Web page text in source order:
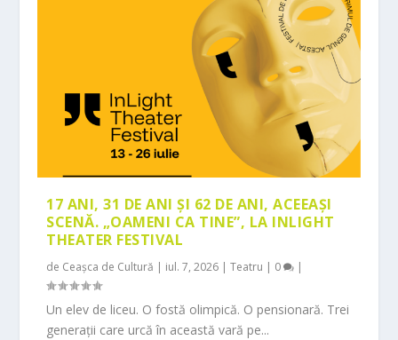
17 ANI, 31 DE ANI ȘI 62 DE ANI, ACEEAȘI
SCENĂ. „OAMENI CA TINE”, LA INLIGHT
THEATER FESTIVAL
de Ceașca de Cultură | iul. 7, 2026 |Teatru | 0 |
Un elev de liceu. O fostă olimpică. O pensionară. Trei
generații care urcă în această vară pe...